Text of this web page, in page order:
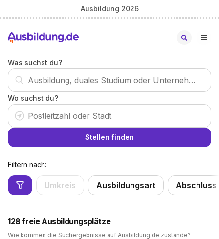
Ausbildung 2026
Was suchst du?
Wo suchst du?
Stellen finden
Filtern nach:
Umkreis Ausbildungsart Abschluss
128 freie Ausbildungsplätze
Wie kommen die Suchergebnisse auf Ausbildung.de zustande?